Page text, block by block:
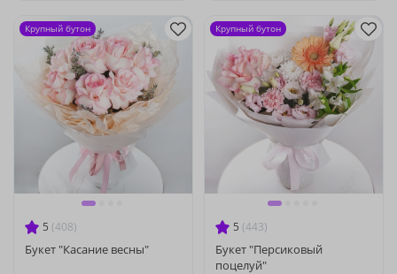
5 (408)
Букет "Касание весны"
Крупный бутон
5 (443)
Букет "Персиковый
поцелуй"
Крупный бутон